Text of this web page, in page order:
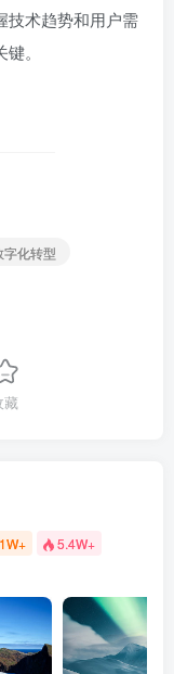
技术趋势和用户需
。
字化转型
藏
5.4W+